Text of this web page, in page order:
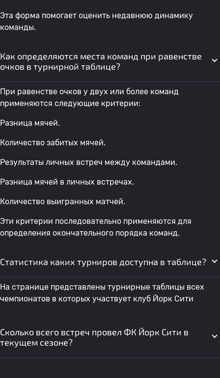
Эта форма помогает оценить недавнюю динамику
команды.
Как определяются места команд при равенстве
очков в турнирной таблице?
При равенстве очков у двух или более команд
применяются следующие критерии:
Разница мячей.
Количество забитых мячей.
Результаты личных встреч между командами.
Разница мячей в личных встречах.
Количество выигранных матчей.
Эти критерии последовательно применяются для
определения окончательного порядка команд.
Статистика каких турниров доступна в таблице?
На странице представлены турнирные таблицы всех
чемпионатов в которых участвует клуб Йорк Сити
Сколько всего встреч провел ФК Йорк Сити в
текущем сезоне?